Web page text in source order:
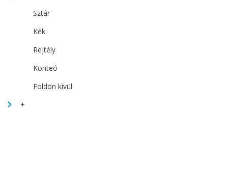
Sztár
Kék
Rejtély
Konteó
Földön kívül
+